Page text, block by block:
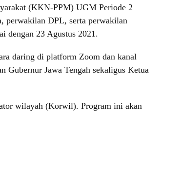
(KKN-PPM) UGM Periode 2
perwakilan DPL, serta perwakilan
dengan 23 Agustus 2021.
daring di platform Zoom dan kanal
Jawa Tengah sekaligus Ketua
wilayah (Korwil). Program ini akan